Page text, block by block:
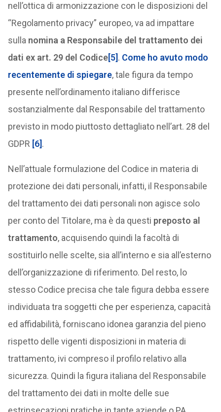
nell’ottica di armonizzazione con le disposizioni del
“Regolamento privacy” europeo, va ad impattare
sulla nomina a Responsabile del trattamento dei
dati ex art. 29 del Codice[5]. Come ho avuto modo
recentemente di spiegare, tale figura da tempo
presente nell’ordinamento italiano differisce
sostanzialmente dal Responsabile del trattamento
previsto in modo piuttosto dettagliato nell’art. 28 del
GDPR [6].
Nell’attuale formulazione del Codice in materia di
protezione dei dati personali, infatti, il Responsabile
del trattamento dei dati personali non agisce solo
per conto del Titolare, ma è da questi preposto al
trattamento, acquisendo quindi la facoltà di
sostituirlo nelle scelte, sia all’interno e sia all’esterno
dell’organizzazione di riferimento. Del resto, lo
stesso Codice precisa che tale figura debba essere
individuata tra soggetti che per esperienza, capacità
ed affidabilità, forniscano idonea garanzia del pieno
rispetto delle vigenti disposizioni in materia di
trattamento, ivi compreso il profilo relativo alla
sicurezza. Quindi la figura italiana del Responsabile
del trattamento dei dati in molte delle sue